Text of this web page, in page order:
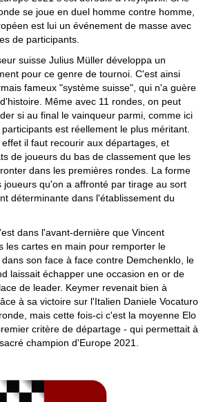
LEGENDS
CALCULATIONS – EVEN
AT THE HIGHEST LEVEL
se joue en duel homme contre homme,
est lui un événement de masse avec
de participants.
suisse Julius Müller développa un
pour ce genre de tournoi. C'est ainsi
fameux "système suisse", qui n'a guère
Même avec 11 rondes, on peut
si au final le vainqueur parmi, comme ici
est réellement le plus méritant.
il faut recourir aux départages, et
de joueurs du bas de classement que les
dans les premières rondes. La forme
joueurs qu'on a affronté par tirage au sort
déterminante dans l'établissement du
dans l'avant-dernière que Vincent
les cartes en main pour remporter le
son face à face contre Demchenklo, le
laissait échapper une occasion en or de
de leader. Keymer revenait bien à
à sa victoire sur l'Italien Daniele Vocaturo
mais cette fois-ci c'est la moyenne Elo
critère de départage - qui permettait à
champion d'Europe 2021.